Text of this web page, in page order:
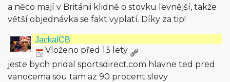
a něco mají v Británii klidně o stovku levnější, takže
větší objednávka se fakt vyplatí. Díky za tip!
JackalCB
Vloženo před 13 lety
jeste bych pridal sportsdirect.com hlavne ted pred
vanocema sou tam az 90 procent slevy